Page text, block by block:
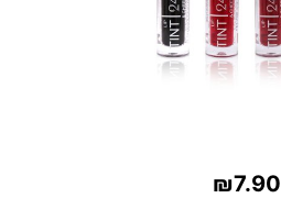
י
כ
ת
₪7.90